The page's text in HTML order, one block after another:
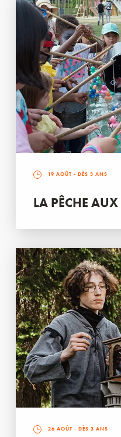
19 AOÛT - DÈS 3 ANS
LA PÊCHE
26 AOÛT - DÈS 3 ANS